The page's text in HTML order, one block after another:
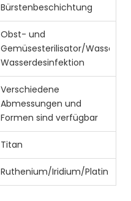
Bürstenbeschichtung
Obst- und
Gemüsesterilisator/
Wasserdesinfektion
Verschiedene
Abmessungen und
Formen sind verfügbar
Titan
Ruthenium/Iridium/Platin